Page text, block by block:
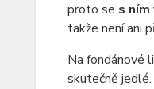
proto se s
takže není ani
Na fondánové
skutečně